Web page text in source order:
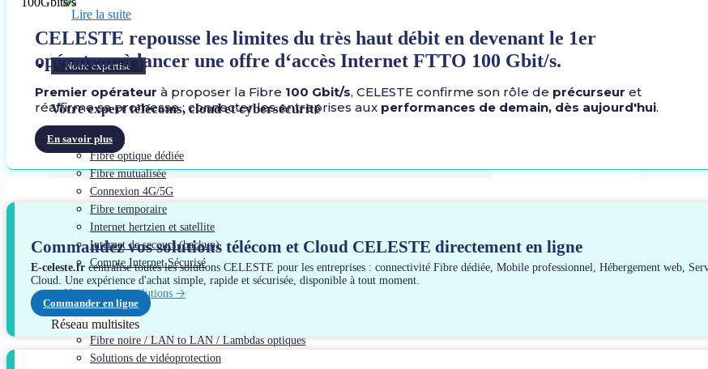
Lire la suite
Notre expertise
Votre expert télécoms, cloud et cybersécurité
Accès Internet
Fibre optique dédiée
Fibre mutualisée
Connexion 4G/5G
Fibre temporaire
Internet hertzien et satellite
Internet de secours (backup)
Compte Internet Sécurisé
Voir toutes les solutions 🡢
Réseau multisites
Fibre noire / LAN to LAN / Lambdas optiques
Solutions de vidéoprotection
CELESTE repousse les limites du très haut débit en devenant le 1er
opérateur à lancer une offre d‘accès Internet FTTO 100 Gbit/s.
Premier opérateur à proposer la Fibre 100 Gbit/s, CELESTE confirme son rôle de précurseur et
réaffirme sa promesse : connecter les entreprises aux performances de demain, dès aujourd'hui.
En savoir plus
Commandez vos solutions télécom et Cloud CELESTE directement en ligne
E-celeste.fr centralise toutes les solutions CELESTE pour les entreprises : connectivité Fibre dédiée, Mobile professionnel, Hébergement web,
Cloud. Une expérience d'achat simple, rapide et sécurisée, disponible à tout moment.
Commander en ligne